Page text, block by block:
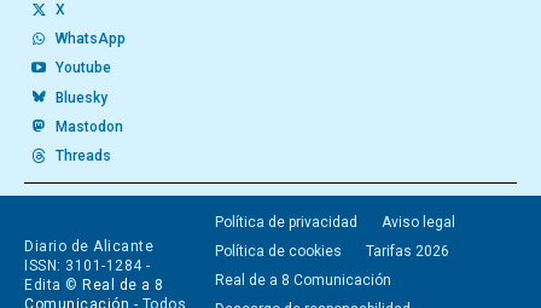
X
WhatsApp
Youtube
Bluesky
Mastodon
Threads
Diario de Alicante
ISSN: 3101-1284 -
Edita © Real de a 8
Política de privacidad
Aviso legal
Política de cookies
Tarifas 2026
Real de a 8 Comunicación